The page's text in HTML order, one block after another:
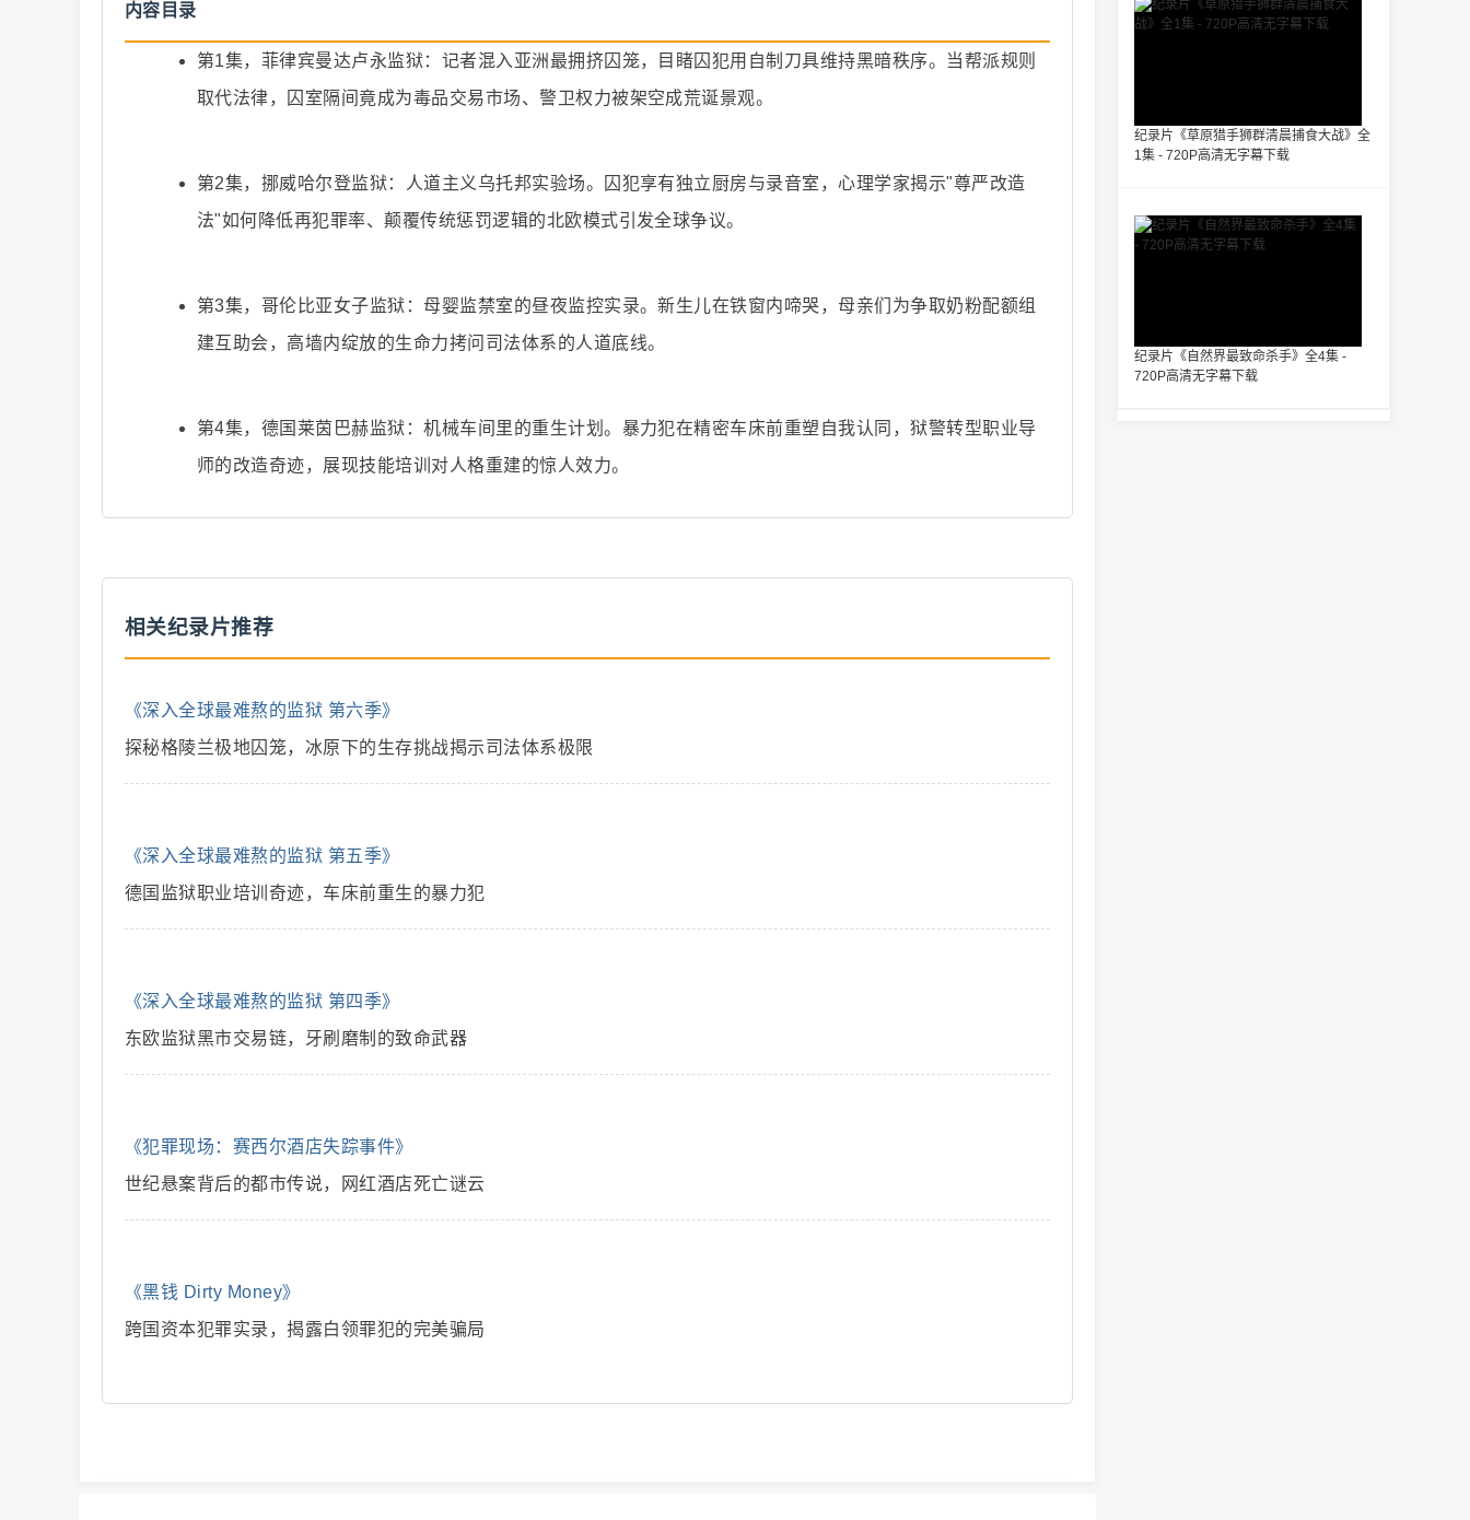
爆
款
创
内容目录
第1集，菲律宾曼达卢永监狱：记者混入亚洲最拥挤囚笼，目睹囚犯用自制刀具维持黑暗秩序。当帮派规则
取代法律，囚室隔间竟成为毒品交易市场、警卫权力被架空成荒诞景观。
第2集，挪威哈尔登监狱：人道主义乌托邦实验场。囚犯享有独立厨房与录音室，心理学家揭示"尊严改造
法"如何降低再犯罪率、颠覆传统惩罚逻辑的北欧模式引发全球争议。
第3集，哥伦比亚女子监狱：母婴监禁室的昼夜监控实录。新生儿在铁窗内啼哭，母亲们为争取奶粉配额组
建互助会，高墙内绽放的生命力拷问司法体系的人道底线。
第4集，德国莱茵巴赫监狱：机械车间里的重生计划。暴力犯在精密车床前重塑自我认同，狱警转型职业导
师的改造奇迹，展现技能培训对人格重建的惊人效力。
相关纪录片推荐
《深入全球最难熬的监狱 第六季》
探秘格陵兰极地囚笼，冰原下的生存挑战揭示司法体系极限
《深入全球最难熬的监狱 第五季》
德国监狱职业培训奇迹，车床前重生的暴力犯
《深入全球最难熬的监狱 第四季》
东欧监狱黑市交易链，牙刷磨制的致命武器
《犯罪现场：赛西尔酒店失踪事件》
世纪悬案背后的都市传说，网红酒店死亡谜云
《黑钱 Dirty Money》
跨国资本犯罪实录，揭露白领罪犯的完美骗局
纪录片《草原猎手狮群清晨捕食大战》全
1集 - 720P高清无字幕下载
纪录片《自然界最致命杀手》全4集 -
720P高清无字幕下载